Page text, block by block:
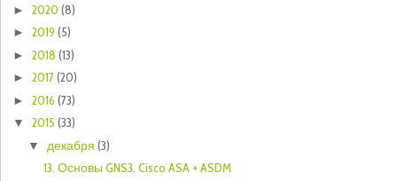
►2020(8)
►2019(5)
►2018(13)
►2017(20)
►2016(73)
▼2015(33)
▼ декабря(3)
13. Основы GNS3. Cisco ASA + ASDM